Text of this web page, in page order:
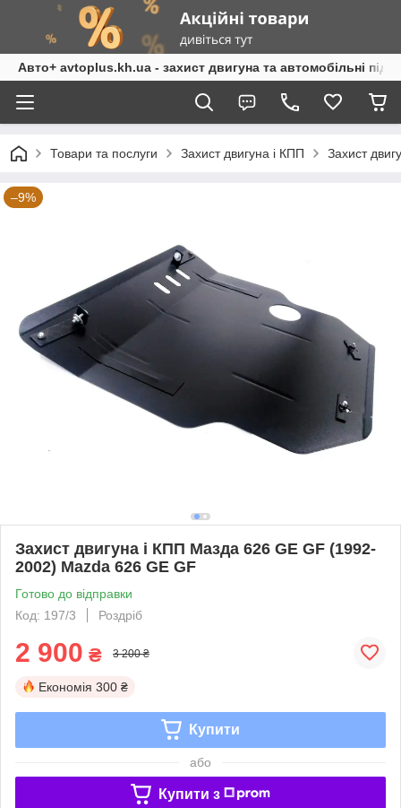
Авто+ avtoplus.kh.ua - захист двигуна та автомобільні
Товари та послуги Захист двигуна і КПП Захист
–9%
Захист двигуна і КПП Мазда 626 GE GF (1992-
2002) Mazda 626 GE GF
Готово до відправки
Код: 197/3
Роздріб
2 900 ₴ 3 200 ₴
Економія 300 ₴
Купити
або
Купити з